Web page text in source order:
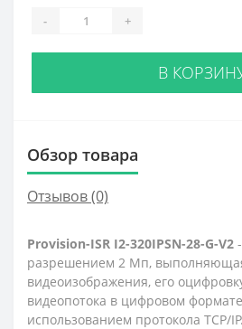
- +
В
Обзор товара
Отзывов (0)
Provision-ISR I2-320IPSN-28-G-V2
разрешением 2 Мп,
видеоизображения, его
видеопотока в цифровом
использованием протокола TCP/